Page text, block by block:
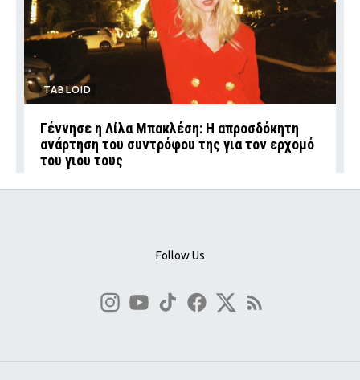
TABLOID
Γέννησε η Λίλα Μπακλέση: Η απροσδόκητη
ανάρτηση του συντρόφου της για τον ερχομό
του γιου τους
Follow Us